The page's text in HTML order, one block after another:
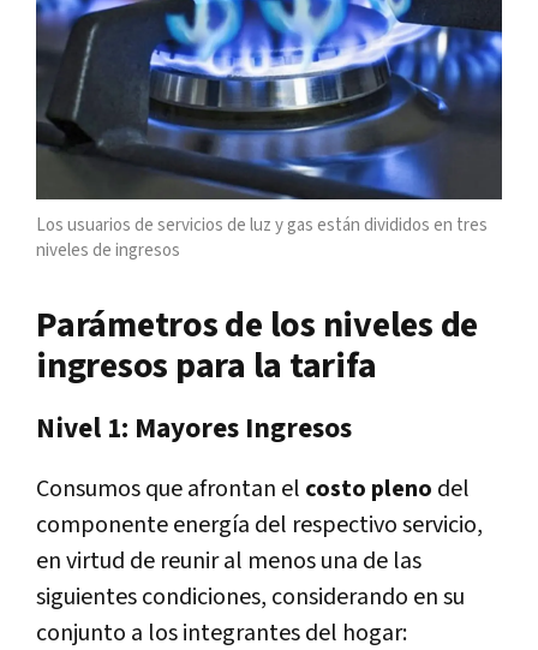
Los usuarios de servicios de luz y gas están divididos en tres
niveles de ingresos
Parámetros de los niveles de
ingresos para la tarifa
Nivel 1: Mayores Ingresos
Consumos que afrontan el costo pleno del
componente energía del respectivo servicio,
en virtud de reunir al menos una de las
siguientes condiciones, considerando en su
conjunto a los integrantes del hogar: